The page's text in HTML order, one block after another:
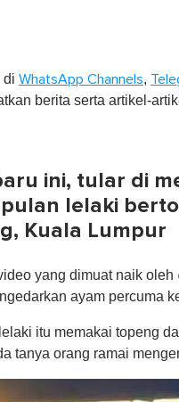
di WhatsApp Channels,
berita serta artikel-
ini, tular di
lelaki
Kuala Lumpur
yang dimuat naik
ayam percuma
itu memakai topeng
tanya orang ramai